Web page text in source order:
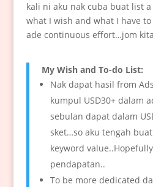
kali ni aku nak cuba buat list
what I wish and what I have
ade continuous effort…jom
My Wish and To-do List:
Nak dapat hasil from
kumpul USD30+ dalam
sebulan dapat dalam
sket…so aku tengah
keyword
pendapatan..
To be more dedicated